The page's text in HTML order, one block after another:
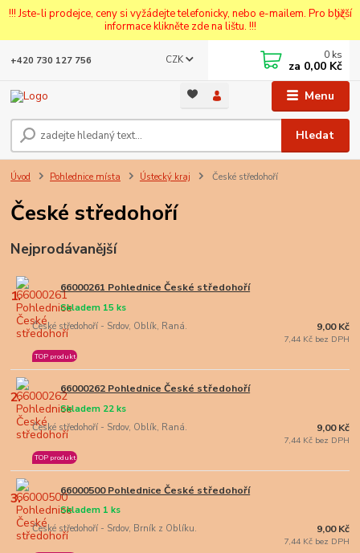
!!! Jste-li prodejce, ceny si vyžádejte telefonicky, nebo e-mailem. Pro bližší
informace klikněte zde na lištu. !!!
Menu
CZK
Hledat
+420 730 127 756 0 ks
za 0,00 Kč
Úvod Pohlednice místa Ústecký kraj České středohoří
České středohoří
Nejprodávanější
1. 66000261 Pohlednice České středohoří
České středohoří - Srdov, Oblík, Raná.
Skladem 15 ks
TOP produkt
9,00 Kč
7,44 Kč bez DPH
2. 66000262 Pohlednice České středohoří
České středohoří - Srdov, Oblík, Raná.
Skladem 22 ks
TOP produkt
9,00 Kč
7,44 Kč bez DPH
3. 66000500 Pohlednice České středohoří
České středohoří - Srdov, Brník z Oblíku.
Skladem 1 ks
9,00 Kč
7,44 Kč bez DPH